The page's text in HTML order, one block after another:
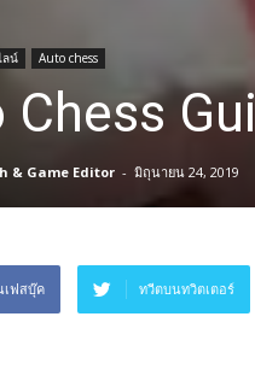
ลน์ Auto chess
Chess
& Game Editor - มิถุนายน 24, 2019
เฟสบุ๊ค ทวีตบนทวิตเตอร์